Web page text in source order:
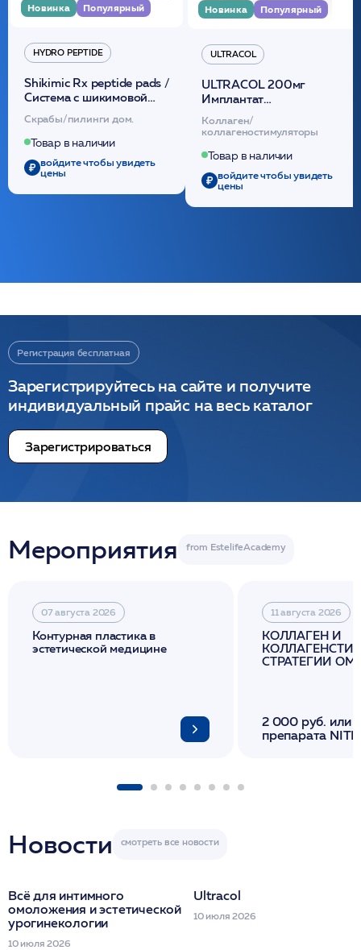
Новинка Популярный
HYDRO PEPTIDE
Shikimic Rx peptide pads /
Cистема с шикимовой
кислотой обновляющая
(30шт) /HP
Скрабы/пилинги дом.
Товар в наличии
войдите чтобы увидеть
цены
Новинка Популярный
ULTRACOL
ULTRACOL 200мг
Имплантат
внутридермальный,
стерильный на основе
полидиоксанона
/ULTRACOL
Коллаген/
коллагеностимуляторы
Товар в наличии
войдите чтобы увидеть
цены
Регистрация бесплатная
Зарегистрируйтесь на сайте и получите
индивидуальный прайс на весь каталог
Зарегистрироваться
Мероприятия
07 августа 2026
Контурная пластика в
эстетической медицине
11 августа 2026
КОЛЛАГЕН И
СТРАТЕГИИ
2 000 руб. или
препарата
Новости
Всё для интимного
омоложения и эстетической
урогинекологии
10 июля 2026
Ultracol
10 июля 2026